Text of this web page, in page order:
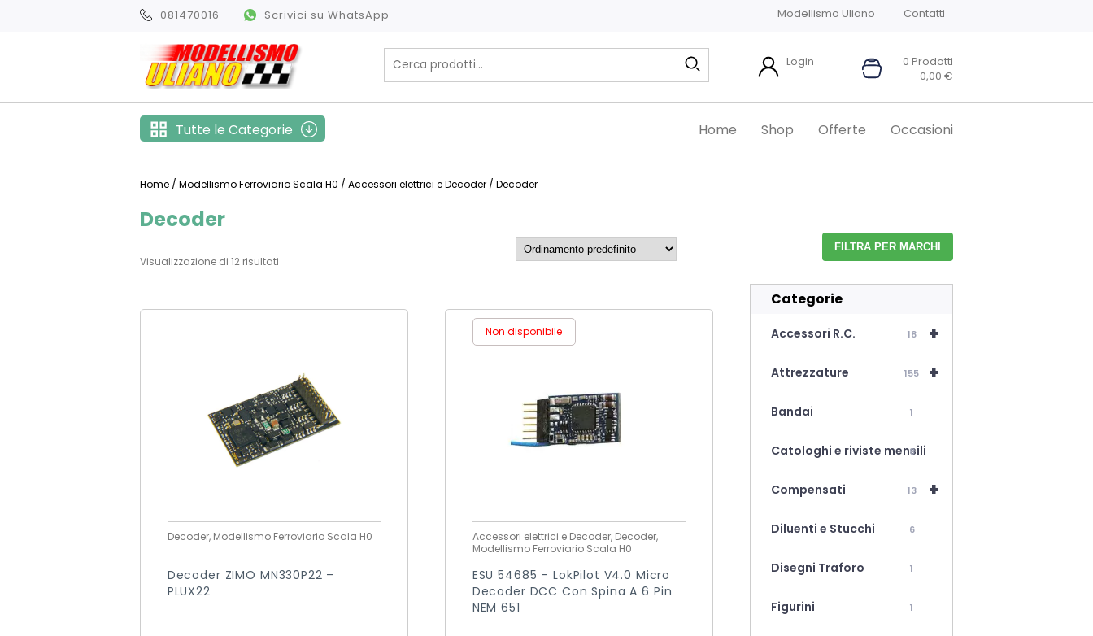
081470016 Scrivici su WhatsApp Modellismo Uliano Contatti
0 Prodotti
0,00 €
Login
Tutte le Categorie Home Shop Offerte Occasioni
Home / Modellismo Ferroviario Scala H0 / Accessori elettrici e Decoder / Decoder
Decoder
Visualizzazione di 12 risultati
Decoder, Modellismo Ferroviario Scala H0
Decoder ZIMO MN330P22 –
PLUX22
Non disponibile
Accessori elettrici e Decoder, Decoder,
Modellismo Ferroviario Scala H0
ESU 54685 – LokPilot V4.0 Micro
Decoder DCC Con Spina A 6 Pin
NEM 651
FILTRA PER MARCHI
Categorie
+
Accessori R.C. 18
+
Attrezzature 155
Bandai 1
Catologhi e riviste mensili
8
+
Compensati 13
Diluenti e Stucchi 6
Disegni Traforo 1
Figurini 1